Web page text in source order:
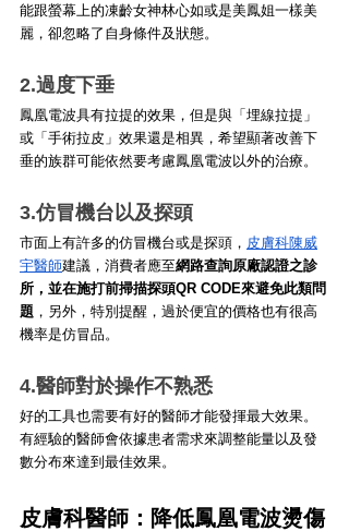
能跟螢幕上的凍齡女神林心如或是美鳳姐一樣美
麗，卻忽略了自身條件及狀態。
2.過度下垂
鳳凰電波具有拉提的效果，但是與「埋線拉提」
或「手術拉皮」效果還是相異，希望顯著改善下
垂的族群可能依然要考慮鳳凰電波以外的治療。
3.仿冒機台以及探頭
市面上有許多的仿冒機台或是探頭， 皮膚科陳威
宇醫師建議，消費者應至網路查詢原廠認證之診
所，並在施打前掃描探頭QR CODE來避免此類問
題 ，另外，特別提醒，過於便宜的價格也有很高
機率是仿冒品。
4.醫師對於操作不熟悉
好的工具也需要有好的醫師才能發揮最大效果。
有經驗的醫師會依據患者需求來調整能量以及發
數分布來達到最佳效果。
皮膚科醫師：降低鳳凰電波燙傷